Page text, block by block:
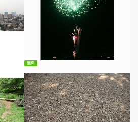
無料ダウンロード
無料